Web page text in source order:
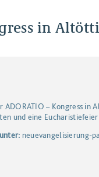
in
– Kongress
und eine
neuevangelisierung-